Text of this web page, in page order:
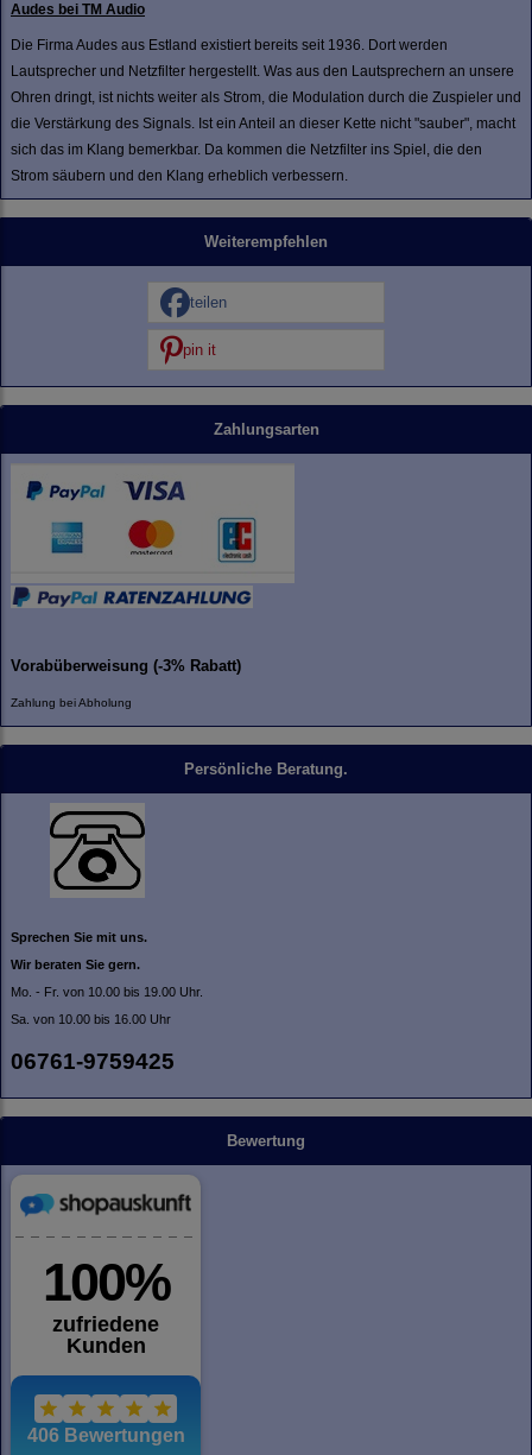
Audes bei TM Audio
Die Firma Audes aus Estland existiert bereits seit 1936. Dort werden
Lautsprecher und Netzfilter hergestellt. Was aus den Lautsprechern an unsere
Ohren dringt, ist nichts weiter als Strom, die Modulation durch die Zuspieler und
die Verstärkung des Signals. Ist ein Anteil an dieser Kette nicht "sauber", macht
sich das im Klang bemerkbar. Da kommen die Netzfilter ins Spiel, die den
Strom säubern und den Klang erheblich verbessern.
Weiterempfehlen
teilen
pin it
Zahlungsarten
Vorabüberweisung (-3% Rabatt)
Zahlung bei Abholung
Persönliche Beratung.
Sprechen Sie mit uns.
Wir beraten Sie gern.
Mo. - Fr. von 10.00 bis 19.00 Uhr.
Sa. von 10.00 bis 16.00 Uhr
06761-9759425
Bewertung